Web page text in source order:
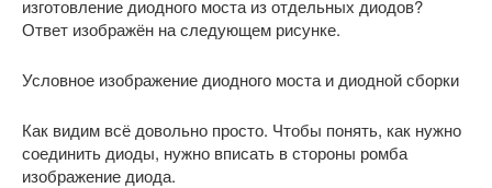
изготовление диодного моста из отдельных диодов?
Ответ изображён на следующем рисунке.
Условное изображение диодного моста и диодной сборки
Как видим всё довольно просто. Чтобы понять, как нужно
соединить диоды, нужно вписать в стороны ромба
изображение диода.